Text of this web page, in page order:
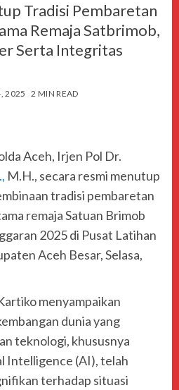
Tradisi Pembaretan
Remaja Satbrimob,
Serta Integritas
2025 2 MIN READ
Aceh, Irjen Pol Dr.
M.H., secara resmi menutup
tradisi pembaretan
remaja Satuan Brimob
2025 di Pusat Latihan
Aceh Besar, Selasa,
menyampaikan
dunia yang
teknologi, khususnya
Intelligence (AI), telah
terhadap situasi